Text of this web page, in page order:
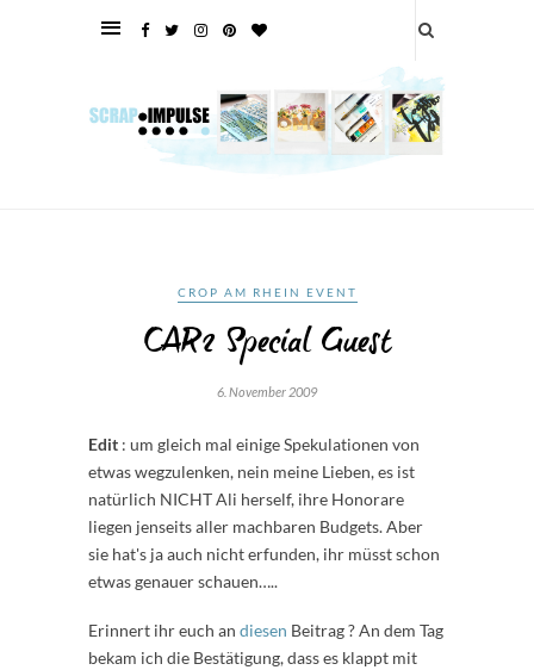
CROP AM RHEIN EVENT
CAR2 Special Guest
6. November 2009
Edit : um gleich mal einige Spekulationen von
etwas wegzulenken, nein meine Lieben, es ist
natürlich NICHT Ali herself, ihre Honorare
liegen jenseits aller machbaren Budgets. Aber
sie hat's ja auch nicht erfunden, ihr müsst schon
etwas genauer schauen…..
Erinnert ihr euch an diesen Beitrag ? An dem Tag
bekam ich die Bestätigung, dass es klappt mit